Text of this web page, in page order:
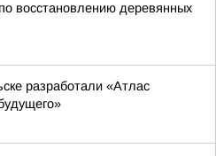
восстановлению деревянных
разработали «Атлас